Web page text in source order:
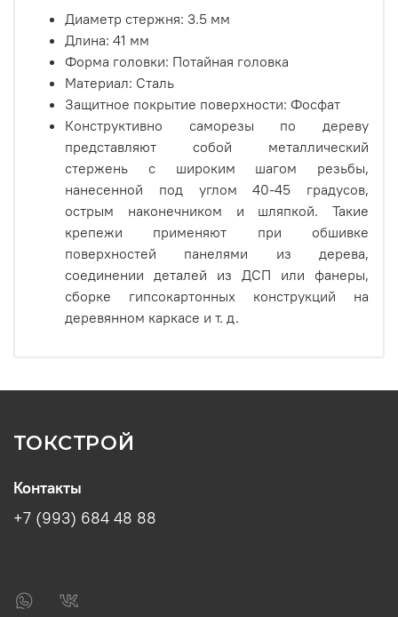
Диаметр стержня: 3.5 мм
Длина: 41 мм
Форма головки: Потайная головка
Материал: Сталь
Защитное покрытие поверхности: Фосфат
Конструктивно саморезы по дереву
представляют собой металлический
стержень с широким шагом резьбы,
нанесенной под углом 40-45 градусов,
острым наконечником и шляпкой. Такие
крепежи применяют при обшивке
поверхностей панелями из дерева,
соединении деталей из ДСП или фанеры,
сборке гипсокартонных конструкций на
деревянном каркасе и т. д.
ТОКСТРОЙ
Контакты
+7 (993) 684 48 88